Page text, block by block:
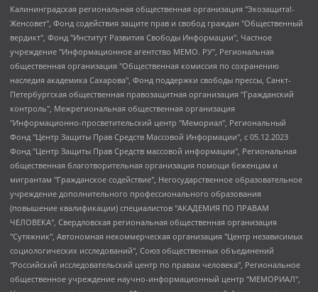
Калининградская региональная общественная организация "Экозащита!-Женсовет", Фонд содействия защите прав и свобод граждан "Общественный вердикт", Фонд "Институт Развития Свободы Информации", Частное учреждение "Информационное агентство МЕМО. РУ", Региональная общественная организация "Общественная комиссия по сохранению наследия академика Сахарова", Фонд поддержки свободы прессы, Санкт-Петербургская общественная правозащитная организация "Гражданский контроль", Межрегиональная общественная организация "Информационно-просветительский центр "Мемориал", Региональный Фонд "Центр Защиты Прав Средств Массовой Информации", с 05.12.2023 Фонд "Центр Защиты Прав Средств массовой информации", Региональная общественная благотворительная организация помощи беженцам и мигрантам "Гражданское содействие", Негосударственное образовательное учреждение дополнительного профессионального образования (повышение квалификации) специалистов "АКАДЕМИЯ ПО ПРАВАМ ЧЕЛОВЕКА", Свердловская региональная общественная организация "Сутяжник", Автономная некоммерческая организация "Центр независимых социологических исследований", Союз общественных объединений "Российский исследовательский центр по правам человека", Региональное общественное учреждение научно-информационный центр "МЕМОРИАЛ", Некоммерческая организация "Фонд защиты гласности", Автономная некоммерческая организация "Институт прав человека", Городская общественная организация "Екатеринбургское общество "МЕМОРИАЛ", Городская общественная организация "Рязанское историко-просветительское и правозащитное общество "Мемориал" (Рязанский Мемориал), Челябинский региональный орган общественной самодеятельности – женское общественное объединение "Женщины Евразии", Челябинский региональный орган общественной самодеятельности "Уральская правозащитная группа", Фонд содействия защите здоровья и социальной справедливости имени Андрея Рылькова, Автономная Некоммерческая Организация "Аналитический Центр Юрия Левады", Автономная некоммерческая организация социальной поддержки населения "Проект Апрель", Региональная общественная организация помощи женщинам и детям, находящимся в кризисной ситуации "Информационно-методический центр "Анна", Фонд содействия развитию массовых коммуникаций и правовому просвещению "Так-так-Так", Фонд содействия устойчивому развитию "Серебряная тайга", Свердловский региональный общественный фонд социальных проектов "Новое время", "Idel.Реалии", Кавказ.Реалии, Крым.Реалии, Телеканал Настоящее Время, Татаро-башкирская служба Радио Свобода (Azatliq Radiosi), Радио Свободная Европа/Радио Свобода (PCE/PC), "Сибирь.Реалии", "Фактограф", Благотворительный фонд помощи осужденным и их семьям, Автономная некоммерческая организация "Институт глобализации и социальных движений", Фонд "В защиту прав заключенных", Частное учреждение "Центр поддержки и содействия развитию средств массовой информации", Пензенский региональный общественный благотворительный фонд "Гражданский союз", "Север.Реалии", Некоммерческая организация Фонд "Правовая инициатива", Общество с ограниченной ответственностью "Радио Свободная Европа/Радио Свобода", Чешское информационное агентство "MEDIUM-ORIENT", Красноярская региональная общественная организация "Мы против СПИДа", Камалягин Денис Николаевич, Маркелов Сергей Евгеньевич, Пономарев Лев Александрович, Савицкая Людмила Алексеевна, Автономная некоммерческая организация "Центр по работе с проблемой насилия "НАСИЛИЮ.НЕТ", Межрегиональный профессиональный союз работников здравоохранения "Альянс врачей", Юридическое лицо, зарегистрированное в Латвийской Республике, SIA "Medusa Project" (регистрационный номер 40103797863, дата регистрации 10.06.2014), Некоммерческая организация "Фонд по борьбе с коррупцией", Автономная некоммерческая организация "Институт права и публичной политики", Баданин Роман Сергеевич, Гликин Максим Александрович, Железнова Мария Михайловна, Лукьянова Юлия Сергеевна, Маетная Елизавета Витальевна, Маняхин Петр Борисович, Чуракова Ольга Владимировна, Ярош Юлия Петровна, Юридическое лицо "The Insider SIA", зарегистрированное в Риге, Латвийская Республика (дата регистрации 26.06.2015), являющееся администратором доменного имени интернет-издания "The Insider SIA", https://theins.ru, Постернак Алексей Евгеньевич, Рубин Михаил Аркадьевич, Анин Роман Александрович, Юридическое лицо Istories fonds, зарегистрированное в Латвийской Республике (регистрационный номер 50008295751, дата регистрации 24.02.2020), Великовский Дмитрий Александрович, Долинина Ирина Николаевна, Мароховская Алеся Алексеевна, Шлейнов Роман Юрьевич, Шмагун Олеся Валентиновна, Общество с ограниченной ответственностью "Альтаир 2021", Общество с ограниченной ответственностью "Вега 2021", Общество с ограниченной ответственностью "Главный редактор 2021", Общество с ограниченной ответственностью "Ромашки монолит", Важенков Артем Валерьевич, Ивановская областная общественная организация "Центр гендерных исследований", Гурман Юрий Альбертович, Медиапроект "ОВД-Инфо", Егоров Владимир Владимирович, Жилинский Владимир Александрович, Общество с ограниченной ответственностью "ЗП", Иванова София Юрьевна, Карезина Инна Павловна, Кильтау Екатерина Викторовна, Петров Алексей Викторович, Пискунов Сергей Евгеньевич, Смирнов Сергей Сергеевич, Тихонов Михаил Сергеевич, Общество с ограниченной ответственностью "ЖУРНАЛИСТ-ИНОСТРАННЫЙ АГЕНТ", Арапова Галина Юрьевна, Вольтская Татьяна Анатольевна, Американская компания "Mason G.E.S. Anonymous Foundation" (США), являющаяся владельцем интернет-издания https://mnews.world/, Компания "Stichting Bellingcat", зарегистрированная в Нидерландах (дата регистрации 11.07.2018), Захаров Андрей Вячеславович, Клепиковская Екатерина Дмитриевна, Общество с ограниченной ответственностью "МЕМО", Перл Роман Александрович, Симонов Евгений Алексеевич, Соловьева Елена Анатольевна, Сотников Даниил Владимирович, Сурначева Елизавета Дмитриевна, Автономная некоммерческая организация по защите прав человека и информированию населения "Якутия – Наше Мнение", Общество с ограниченной ответственностью "Москоу диджитал медиа", с 26.01.2023 Общество с ограниченной ответственностью "Чайка Белые сады", Ветошкина Валерия Валерьевна, Заговора Максим Александрович, Межрегиональное общественное движение "Российская ЛГБТ - сеть", Оленичев Максим Владимирович, Павлов Иван Юрьевич, Скворцова Елена Сергеевна, Общество с ограниченной ответственностью "Как бы инагент", Кочетков Игорь Викторович, Общество с ограниченной ответственностью "Честные выборы", Еланчик Олег Александрович, Общество с ограниченной ответственностью "Нобелевский призыв", Гималова Регина Эмилевна, Григорьев Андрей Валерьевич, Григорьева Алина Александровна, Ассоциация по содействию защите прав призывников, альтернативнослужащих и военнослужащих "Правозащитная группа "Гражданин.Армия.Право", Хисамова Регина Фаритовна, Автономная некоммерческая организация по реализации социально-правовых программ "Лилит", Дальневосточное общественное движение "Маяк", Санкт-Петербургская ЛГБТ-инициативная группа "Выход", Инициативная группа ЛГБТ+ "Реверс", Алексеев Андрей Викторович, Бекбулатова Таисия Львовна, Беляев Иван Михайлович, Владыкина Елена Сергеевна, Гельман Марат Александрович, Никульшина Вероника Юрьевна, Толоконникова Надежда Андреевна, Шендерович Виктор Анатольевич, Общество с ограниченной ответственностью "Данное сообщение", Общество с ограниченной ответственностью Издательский дом "Новая глава", Айнбиндер Александра Александровна, Московский комьюнити-центр для ЛГБТ+инициатив, Благотворительный фонд развития филантропии, Deutsche Welle (Германия, Kurt-Schumacher-Strasse 3, 53113 Bonn), Борзунова Мария Михайловна, Воробьев Виктор Викторович, Голубева Анна Львовна, Константинова Алла Михайловна, Малкова Ирина Владимировна, Мурадов Мурад Абдулгалимович, Осетинская Елизавета Николаевна, Понасенков Евгений Николаевич, Ганапольский Матвей Юрьевич, Киселев Евгений Алексеевич, Борухович Ирина Григорьевна, Дремин Иван Тимофеевич, Дубровский Дмитрий Викторович, Красноярская региональная общественная организация поддержки и развития альтернативных образовательных технологий и межкультурных коммуникаций "ИНТЕРРА", Маяковская Екатерина Алексеевна, Фейгин Марк Захарович, Филимонов Андрей Викторович, Дзугкоева Регина Николаевна, Доброхотов Роман Александрович, Дудь Юрий Александрович, Елкин Сергей Владимирович, Кругликов Кирилл Игоревич, Сабунаева Мария Леонидовна, Семенов Алексей Владимирович, Шаинян Карен Багратович, Шульман Екатерина Михайловна, Асафьев Артур Валерьевич, Вахштайн Виктор Семенович, Венедиктов Алексей Алексеевич, Лушникова Екатерина Евгеньевна, Волков Леонид Михайлович, Невзоров Александр Глебович, Пархоменко Сергей Борисович, Сироткин Ярослав Николаевич, Кара-Мурза Владимир Владимирович, Баранова Наталья Владимировна, Гозман Леонид Яковлевич, Кагарлицкий Борис Юльевич, Климарев Михаил Валерьевич, Милов Владимир Станиславович, Автономная некоммерческая организация Краснодарский центр современного искусства "Типография", Моргенштерн Алишер Тагирович, Соболь Любовь Эдуардовна, Общество с ограниченной ответственностью "ЛИЗА НОРМ", Каспаров Гарри Кимович, Ходорковский Михаил Борисович, Общество с ограниченной ответственностью "Апрельские тезисы", Данилович Ирина Брониславовна, Кашин Олег Владимирович, Петров Николай Владимирович, Пивоваров Алексей Владимирович, Соколов Михаил Владимирович, Цветкова Юлия Владимировна, Чичваркин Евгений Александрович, Комитет против пыток/Команда против пыток, Общество с ограниченной ответственностью "Первый научный", Общество с ограниченной ответственностью "Вертолет и ко", Белоцерковская Вероника Борисовна, Кац Максим Евгеньевич, Лазарева Татьяна Юрьевна, Шаведдинов Руслан Табризович, Яшин Илья Валерьевич, Общество с ограниченной ответственностью "Иноагент ААВ", Алешковский Дмитрий Петрович, Альбац Евгения Марковна, Быков Дмитрий Львович, Галямина Юлия Евгеньевна, Лойко Сергей Леонидович, Мартынов Кирилл Константинович, Медведев Сергей Александрович, Крашенинников Федор Геннадиевич, Гордеева Катерина Вл